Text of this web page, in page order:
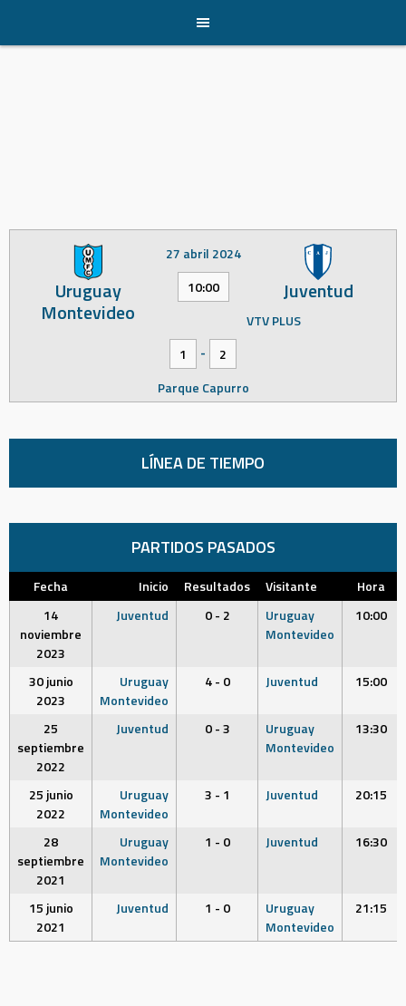
content
Uruguay
Montevideo
Juventud
27 abril 2024
10:00
VTV PLUS
1
-
2
Parque Capurro
LÍNEA DE TIEMPO
PARTIDOS PASADOS
Fecha Inicio Resultados Visitante
Hora
14
noviembre
2023
Juventud 0 - 2
Uruguay
Montevideo
10:00
30 junio
2023
Uruguay
Montevideo
4 - 0 Juventud 15:00
25
septiembre
2022
Juventud 0 - 3
Uruguay
Montevideo
13:30
25 junio
2022
Uruguay
Montevideo
3 - 1 Juventud 20:15
28
septiembre
2021
Uruguay
Montevideo
1 - 0 Juventud 16:30
15 junio
2021
Juventud 1 - 0
Uruguay
Montevideo
21:15